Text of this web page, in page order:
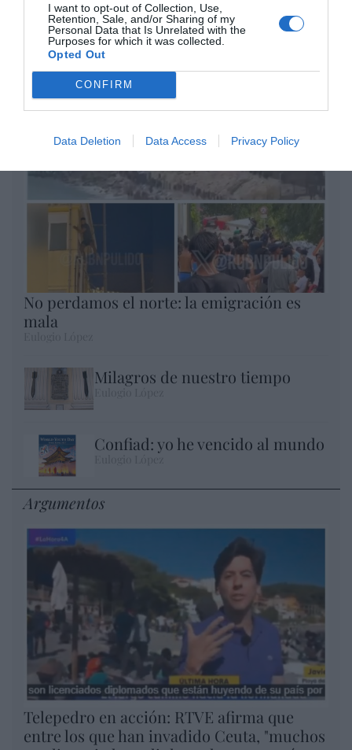
I want to opt-out of Collection, Use,
Retention, Sale, and/or Sharing of my
Personal Data that Is Unrelated with the
Purposes for which it was collected.
Opted Out
CONFIRM
Data Deletion Data Access Privacy Policy
Opinión
Enormes minucias
por Eulogio López
No perdamos el norte: la emigración es
mala
Milagros de nuestro tiempo
Confiad: yo he vencido al mundo
Argumentos
Telepedro en acción: RTVE afirma que
entre los que han invadido Ceuta, "muchos